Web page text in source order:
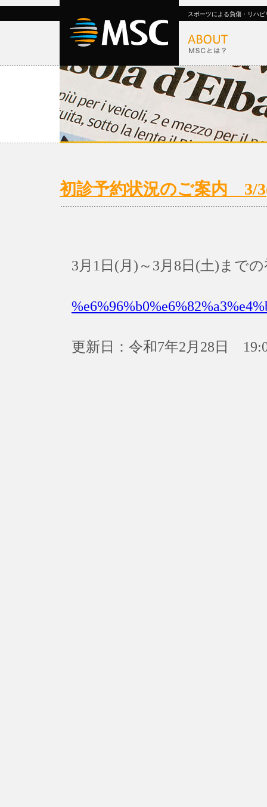
スポーツによる負傷・リハ
初診予約状況のご案内 3/
3月1日(月)～3月8日(土)まで
更新日：令和7年2月28日